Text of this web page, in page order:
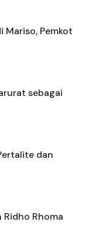
Mariso, Pemkot
sebagai
dan
Ridho Rhoma